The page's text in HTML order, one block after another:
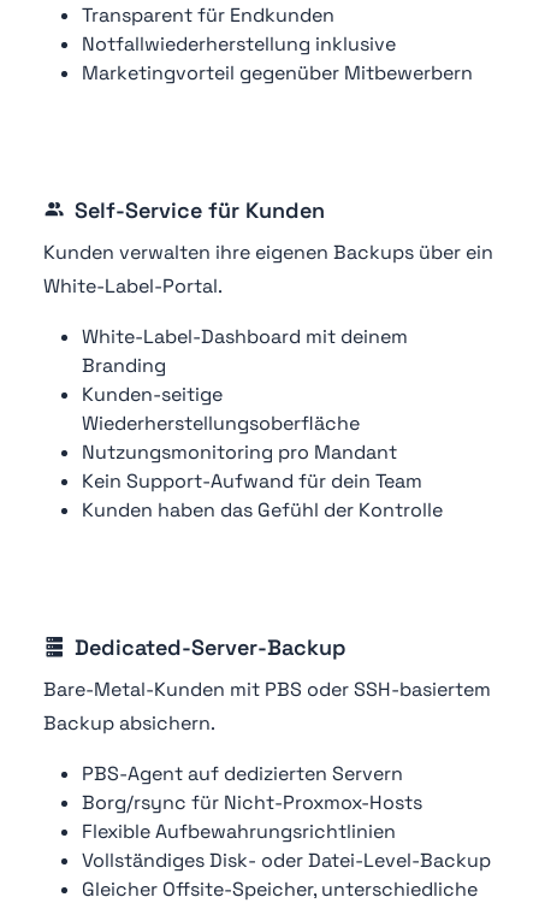
Transparent für Endkunden
Notfallwiederherstellung inklusive
Marketingvorteil gegenüber Mitbewerbern
Self-Service für Kunden
Kunden verwalten ihre eigenen Backups über ein
White-Label-Portal.
White-Label-Dashboard mit deinem
Branding
Kunden-seitige
Wiederherstellungsoberfläche
Nutzungsmonitoring pro Mandant
Kein Support-Aufwand für dein Team
Kunden haben das Gefühl der Kontrolle
Dedicated-Server-Backup
Bare-Metal-Kunden mit PBS oder SSH-basiertem
Backup absichern.
PBS-Agent auf dedizierten Servern
Borg/rsync für Nicht-Proxmox-Hosts
Flexible Aufbewahrungsrichtlinien
Vollständiges Disk- oder Datei-Level-Backup
Gleicher Offsite-Speicher, unterschiedliche